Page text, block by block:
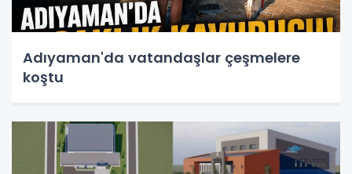
Adıyaman'da vatandaşlar çeşmelere
koştu